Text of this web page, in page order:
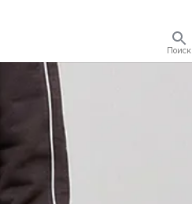
Поиск